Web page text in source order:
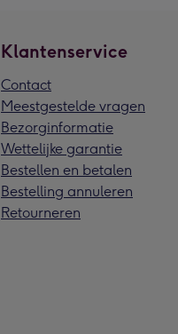
Klantenservice
Contact
Meestgestelde vragen
Bezorginformatie
Wettelijke garantie
Bestellen en betalen
Bestelling annuleren
Retourneren